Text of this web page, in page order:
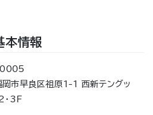
本情報
岡市早良区祖原1-1 西新テングッ
・3F